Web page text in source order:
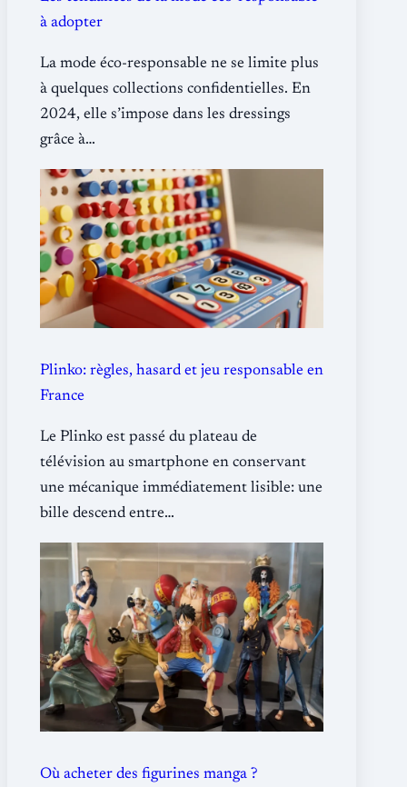
à adopter
La mode éco-responsable ne se limite plus
à quelques collections confidentielles. En
2024, elle s’impose dans les dressings
grâce à…
Plinko: règles, hasard et jeu responsable en
France
Le Plinko est passé du plateau de
télévision au smartphone en conservant
une mécanique immédiatement lisible: une
bille descend entre…
Où acheter des figurines manga ?